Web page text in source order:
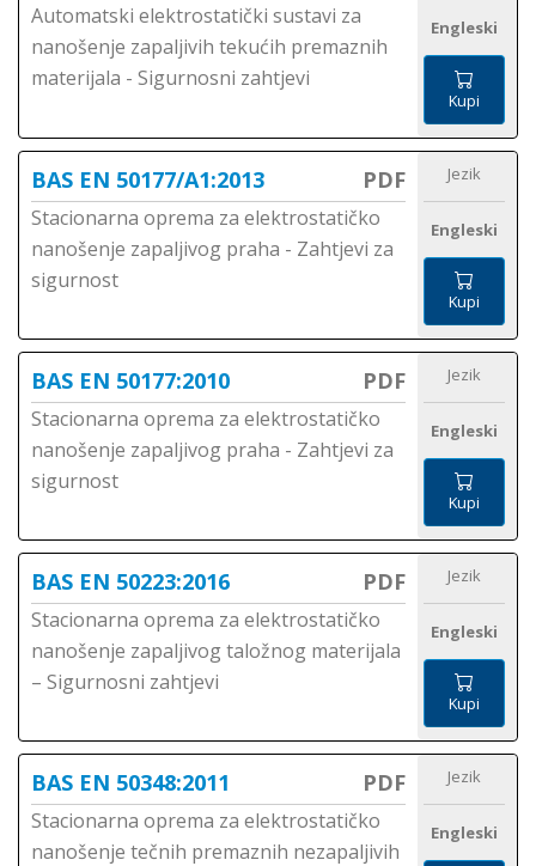
Automatski elektrostatički sustavi za
nanošenje zapaljivih tekućih premaznih
materijala - Sigurnosni zahtjevi
Engleski
Kupi
BAS EN 50177/A1:2013 PDF
Stacionarna oprema za elektrostatičko
nanošenje zapaljivog praha - Zahtjevi za
sigurnost
Jezik
Engleski
Kupi
BAS EN 50177:2010 PDF
Stacionarna oprema za elektrostatičko
nanošenje zapaljivog praha - Zahtjevi za
sigurnost
Jezik
Engleski
Kupi
BAS EN 50223:2016 PDF
Stacionarna oprema za elektrostatičko
nanošenje zapaljivog taložnog materijala
– Sigurnosni zahtjevi
Jezik
Engleski
Kupi
BAS EN 50348:2011 PDF
Stacionarna oprema za elektrostatičko
nanošenje tečnih premaznih nezapaljivih
Jezik
Engleski